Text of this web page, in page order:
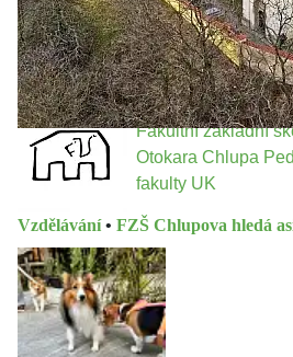
Fakultní základní
Otokara Chlupa
fakulty UK
Vzdělávání • FZŠ Chlupova hledá